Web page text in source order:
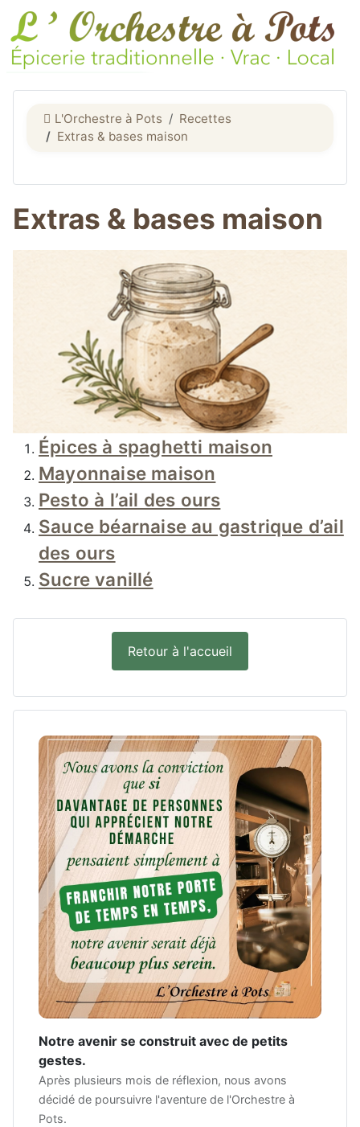
L'Orchestre à Pots
Recettes
Extras & bases maison
Extras & bases maison
Épices à spaghetti maison
Mayonnaise maison
Pesto à l’ail des ours
Sauce béarnaise au gastrique d’ail
des ours
Sucre vanillé
Retour à l'accueil
Notre avenir se construit avec de petits
gestes.
Après plusieurs mois de réflexion, nous avons
décidé de poursuivre l'aventure de l'Orchestre à
Pots.